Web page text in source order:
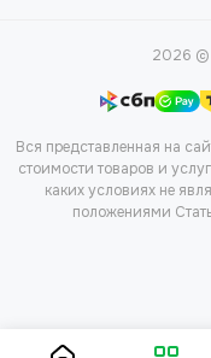
2026 ©
Вся представленная на
стоимости товаров и
каких условиях не
положениями